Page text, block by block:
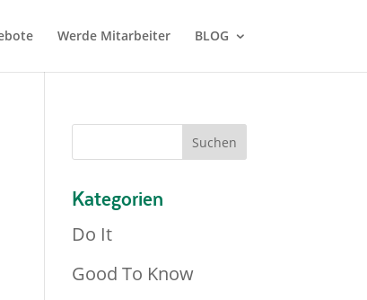
Werde Mitarbeiter BLOG
Kategorien
Do It
Good To Know